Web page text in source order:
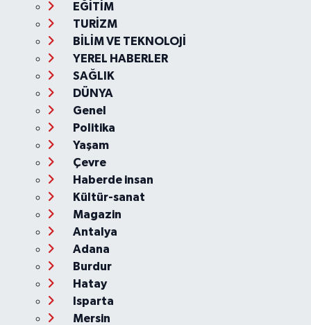
EĞİTİM
TURİZM
BİLİM VE TEKNOLOJİ
YEREL HABERLER
SAĞLIK
DÜNYA
Genel
Politika
Yaşam
Çevre
Haberde insan
Kültür-sanat
Magazin
Antalya
Adana
Burdur
Hatay
Isparta
Mersin